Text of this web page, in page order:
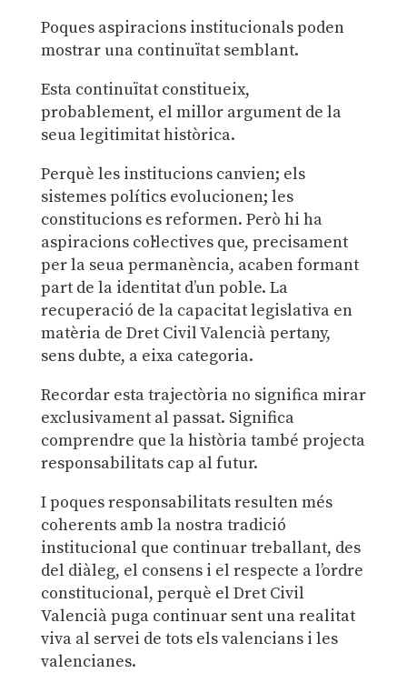
Poques aspiracions institucionals poden
mostrar una continuïtat semblant.
Esta continuïtat constitueix,
probablement, el millor argument de la
seua legitimitat històrica.
Perquè les institucions canvien; els
sistemes polítics evolucionen; les
constitucions es reformen. Però hi ha
aspiracions col·lectives que, precisament
per la seua permanència, acaben formant
part de la identitat d’un poble. La
recuperació de la capacitat legislativa en
matèria de Dret Civil Valencià pertany,
sens dubte, a eixa categoria.
Recordar esta trajectòria no significa mirar
exclusivament al passat. Significa
comprendre que la història també projecta
responsabilitats cap al futur.
I poques responsabilitats resulten més
coherents amb la nostra tradició
institucional que continuar treballant, des
del diàleg, el consens i el respecte a l’ordre
constitucional, perquè el Dret Civil
Valencià puga continuar sent una realitat
viva al servei de tots els valencians i les
valencianes.